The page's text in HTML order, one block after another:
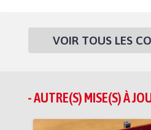
VOIR TOUS LES
- AUTRE(S) MISE(S) À